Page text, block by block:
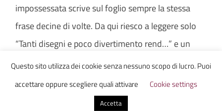
impossessata scrive sul foglio sempre la stessa
frase decine di volte. Da qui riesco a leggere solo
“Tanti disegni e poco divertimento rend…” e un
misterioso “REDRUM” sul margine della pagina.
L’orrore.
Questo sito utilizza dei cookie senza nessuno scopo di lucro. Puoi
accettare oppure scegliere quali attivare
Cookie settings
Accetta